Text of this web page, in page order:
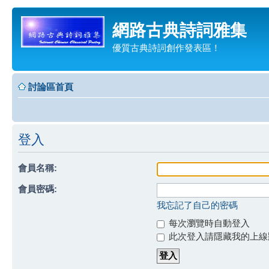
網路古典詩詞雅集
優質古典詩詞創作發表區！
討論區首頁
登入
會員名稱:
會員密碼:
我忘記了自己的密碼
每次瀏覽時自動登入
此次登入請隱藏我的上